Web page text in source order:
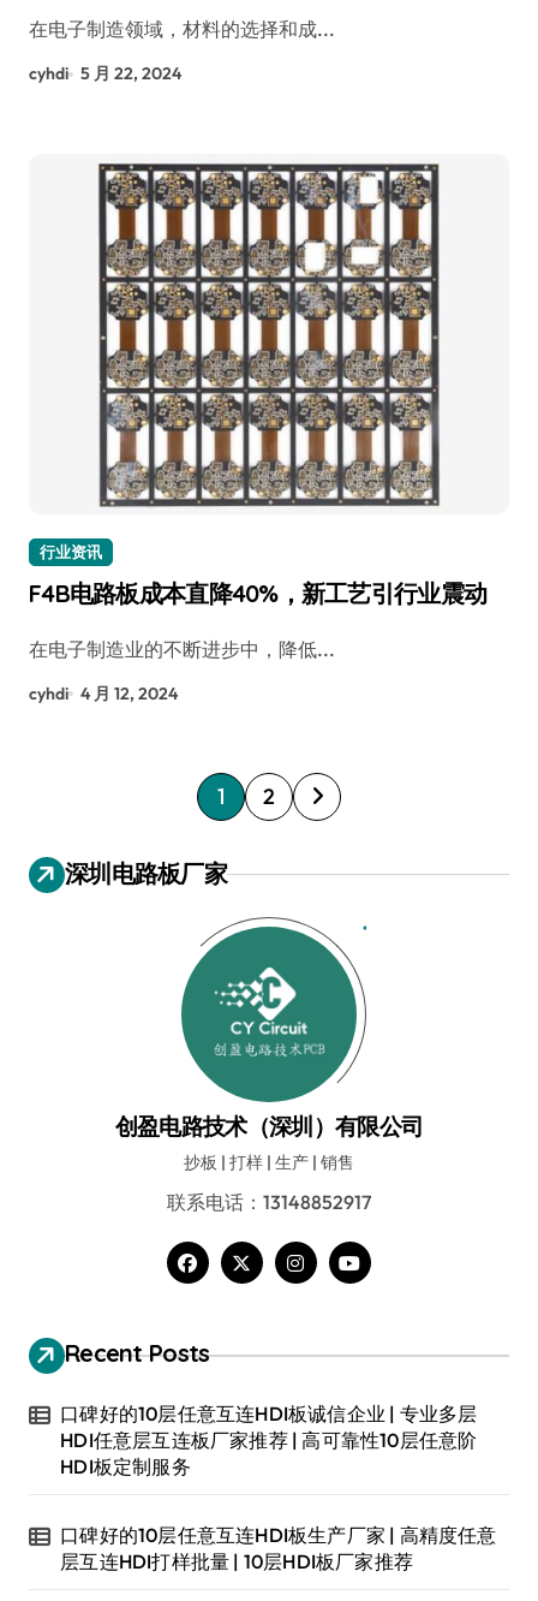
在电子制造领域，材料的选择和成...
cyhdi 5 月 22, 2024
行业资讯
F4B电路板成本直降40%，新工艺引行业震动
在电子制造业的不断进步中，降低...
cyhdi 4 月 12, 2024
文
章
分
1 2
深圳电路板厂家
创盈电路技术（深圳）有限公司
抄板 | 打样 | 生产 | 销售
联系电话：13148852917
Recent Posts
口碑好的10层任意互连HDI板诚信企业 | 专业多层
HDI任意层互连板厂家推荐 | 高可靠性10层任意阶
HDI板定制服务
口碑好的10层任意互连HDI板生产厂家 | 高精度任意
层互连HDI打样批量 | 10层HDI板厂家推荐